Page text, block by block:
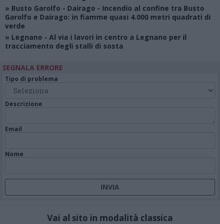
» Busto Garolfo - Dairago - Incendio al confine tra Busto
Garolfo e Dairago: in fiamme quasi 4.000 metri quadrati di
verde
» Legnano - Al via i lavori in centro a Legnano per il
tracciamento degli stalli di sosta
SEGNALA ERRORE
Tipo di problema
Descrizione
Email
Nome
Vai al sito in modalità classica